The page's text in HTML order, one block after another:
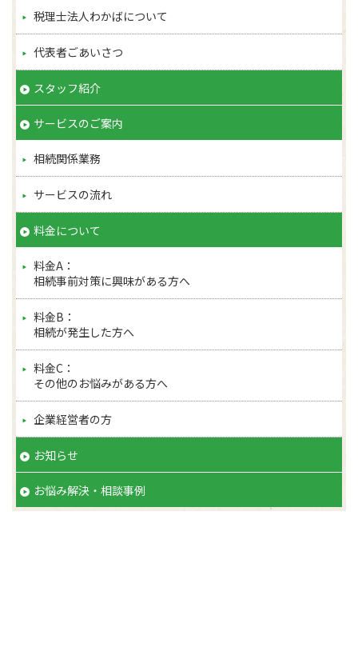
税理士法人わかばについて
代表者ごあいさつ
スタッフ紹介
サービスのご案内
相続関係業務
サービスの流れ
料金について
料金A：
相続事前対策に興味がある方へ
料金B：
相続が発生した方へ
料金C：
その他のお悩みがある方へ
企業経営者の方
お知らせ
お悩み解決・相談事例